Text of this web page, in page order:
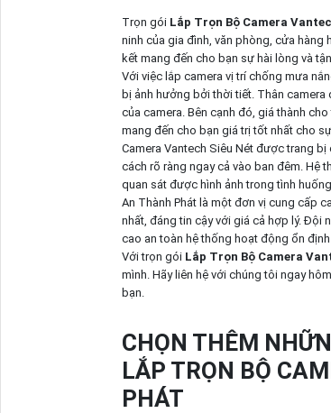
Trọn gói Lắp Trọn Bộ Camera
ninh của gia đình, văn phòng, cửa hàng
kết mang đến cho bạn sự hài lòng và
Với việc lắp camera vị trí chống mưa
bị ảnh hưởng bởi thời tiết. Thân
của camera. Bên cạnh đó, giá thành
mang đến cho bạn giá trị tốt nhất cho
Camera Vantech Siêu Nét được trang
cách rõ ràng ngay cả vào ban đêm. Hệ
quan sát được hình ảnh trong tình
An Thành Phát là một đơn vị cung cấp
nhất, đáng tin cậy với giá cả hợp lý. Đội
cao an toàn hệ thống hoạt động ổn định
Với trọn gói Lắp Trọn Bộ Camera
mình. Hãy liên hệ với chúng tôi ngay
bạn.
CHỌN THÊM
LẮP TRỌN BỘ
PHÁT